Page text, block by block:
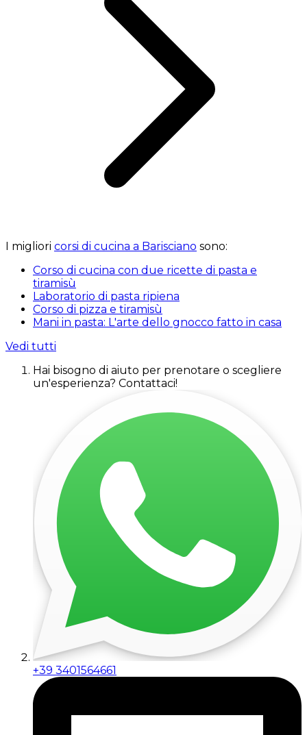
I migliori corsi di cucina a Barisciano sono:
Corso di cucina con due ricette di pasta e
tiramisù
Laboratorio di pasta ripiena
Corso di pizza e tiramisù
Mani in pasta: L'arte dello gnocco fatto in casa
Vedi tutti
Hai bisogno di aiuto per prenotare o scegliere
un'esperienza? Contattaci!
+39 3401564661